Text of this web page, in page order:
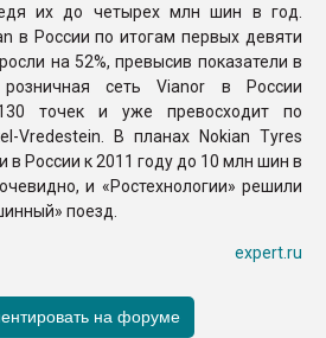
их до четырех млн шин в год.
в России по итогам первых девяти
на 52%, превысив показатели в
сеть Vianor в России
точек и уже превосходит по
Vredestein. В планах Nokian Tyres
в России к 2011 году до 10 млн шин в
и «Ростехнологии» решили
поезд.
expert.ru